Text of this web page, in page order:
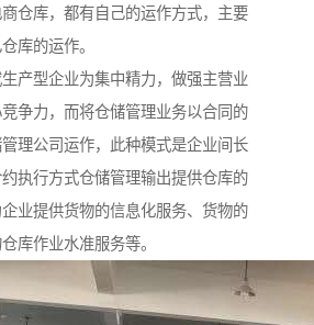
仓库，都有自己的运作方式，主要
库的运作。
产型企业为集中精力，做强主营业
争力，而将仓储管理业务以合同的
理公司运作，此种模式是企业间长
执行方式仓储管理输出提供仓库的
业提供货物的信息化服务、货物的
库作业水准服务等。